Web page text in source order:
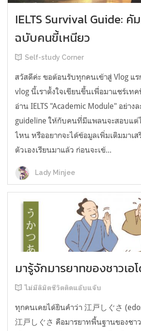
IELTS Survival Guide: คั
ฉบับคนขี้เหนียว
Self-study Corner
สวัสดีค่ะ ขอต้อนรับทุกคนเข้าสู่ Vlog แร
vlog นี้เราตั้งใจเขียนขึ้นเพื่อมาแชร์เท
อ่าน IELTS "Academic Module" อย่าง
guideline ให้กับคนที่มีแพลนจะสอบแต่
ไหน หรืออยากจะได้ข้อมูลเพิ่มเติมมาเ
ตัวเองเรียนมาแล้ว ก่อนจะเข้...
Lady Minjee
มารู้จักมารยาทของชาวเอ
ไม่มีลิมิตชีวิตติดแอ๊บแจ๊บ
ทุกคนเคยได้ยินคำว่า 江戸しぐさ
江戸しぐさ คือมารยาทพื้นฐานของชาว